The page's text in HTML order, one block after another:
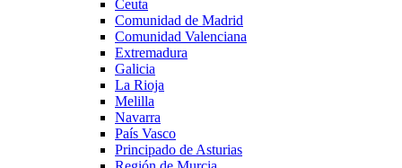
Ceuta
Comunidad de Madrid
Comunidad Valenciana
Extremadura
Galicia
La Rioja
Melilla
Navarra
País Vasco
Principado de Asturias